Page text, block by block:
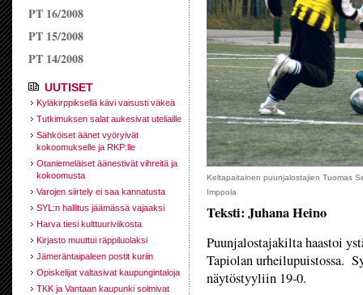
PT 16/2008
PT 15/2008
PT 14/2008
UUTISET
Kyläkirppiksellä kävi vaisusti väkeä
Tutkimuksen salat aukesivat uteliaille
Sähköiset äänet vyöryivät
kokoomukselle ja RKP:lle
Otaniemeläiset äänestivät vihreitä ja
kokoomusta
Varojen siirtely ei saa kannatusta
SYL:n hallitus jäämässä vajaaksi
Harva tiesi kulttuuriviikosta
Kirjasto muuttui räppiluolaksi
Jämeräntaipaleen postit kuriin
Opiskelijat valtasivat kaupungintaloja
TKK ja Vantaan kaupunki solmivat
Keltapaitainen puunjalostajien Tuomas
Imppola
Teksti: Juhana Heino
Puunjalostajakilta haastoi
Tapiolan urheilupuistossa.
näytöstyyliin 19-0.